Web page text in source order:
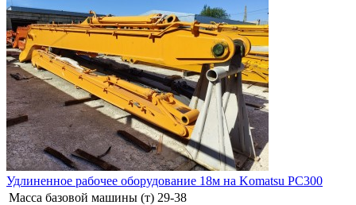
Удлиненное рабочее оборудование 18м на Komatsu PC300
Масса базовой машины (т) 29-38